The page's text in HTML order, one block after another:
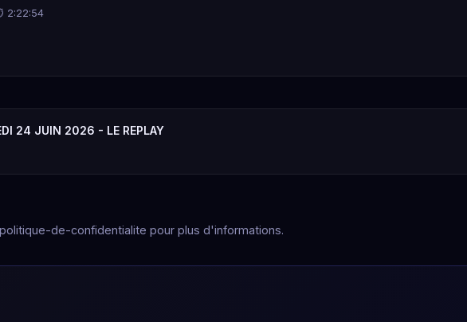
2:22:54
24 JUIN 2026 - LE REPLAY
de-confidentialite pour plus d'informations.